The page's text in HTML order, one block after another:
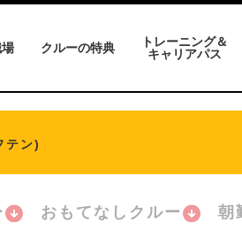
クルーの特典
トレーニング＆
キャリアパス
テン)
おもてなしクルー 朝